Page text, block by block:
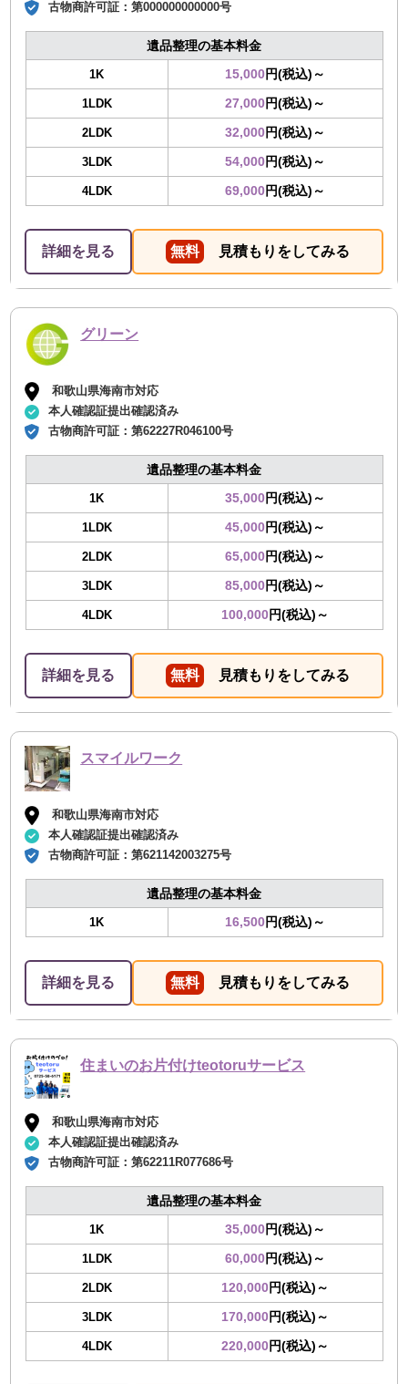
古物商許可証：第000000000000号
遺品整理の基本料金
1K 15,000円(税込)～
1LDK 27,000円(税込)～
2LDK 32,000円(税込)～
3LDK 54,000円(税込)～
4LDK 69,000円(税込)～
詳細を見る 無料 見積もりをしてみる
グリーン
和歌山県海南市対応
本人確認証提出確認済み
古物商許可証：第62227R046100号
遺品整理の基本料金
1K 35,000円(税込)～
1LDK 45,000円(税込)～
2LDK 65,000円(税込)～
3LDK 85,000円(税込)～
4LDK 100,000円(税込)～
詳細を見る 無料 見積もりをしてみる
スマイルワーク
和歌山県海南市対応
本人確認証提出確認済み
古物商許可証：第621142003275号
遺品整理の基本料金
1K 16,500円(税込)～
詳細を見る 無料 見積もりをしてみる
住まいのお片付けteotoruサービス
和歌山県海南市対応
本人確認証提出確認済み
古物商許可証：第62211R077686号
遺品整理の基本料金
1K 35,000円(税込)～
1LDK 60,000円(税込)～
2LDK 120,000円(税込)～
3LDK 170,000円(税込)～
4LDK 220,000円(税込)～